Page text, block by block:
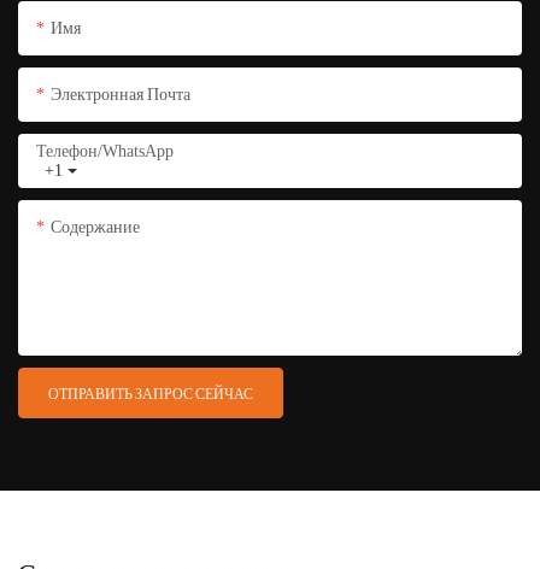
Имя
Электронная Почта
+1
Телефон/WhatsApp
Содержание
ОТПРАВИТЬ ЗАПРОС СЕЙЧАС